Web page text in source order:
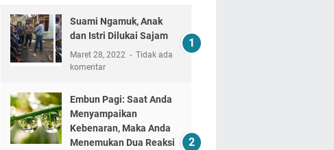
Suami Ngamuk, Anak
dan Istri Dilukai Sajam
Maret 28, 2022
Tidak ada
komentar
Embun Pagi: Saat Anda
Menyampaikan
Kebenaran, Maka Anda
Menemukan Dua Reaksi